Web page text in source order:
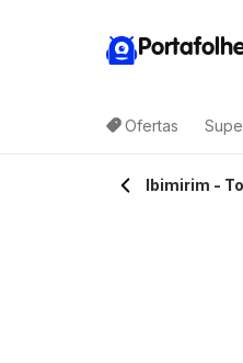
Ofertas
Ibimirim -